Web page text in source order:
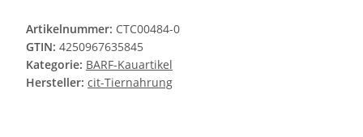
Artikelnummer: CTC00484-0
GTIN: 4250967635845
Kategorie: BARF-Kauartikel
Hersteller: cit-Tiernahrung